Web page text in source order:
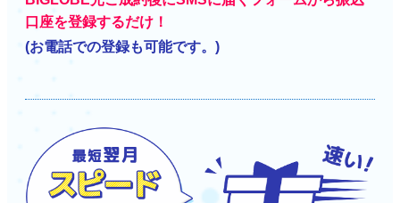
口座を登録するだけ！
(お電話での登録も可能です。)